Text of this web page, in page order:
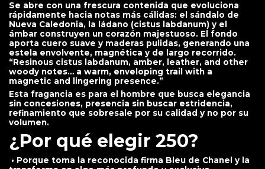
Se abre con una frescura contenida que evoluciona
rápidamente hacia notas más cálidas: el sándalo de
Nueva Caledonia, la ládano (cistus labdanum) y el
ámbar construyen un corazón majestuoso. El fondo
aporta cuero suave y maderas pulidas, generando una
estela envolvente, magnética y de largo recorrido.
“Resinous cistus labdanum, amber, leather, and other
woody notes… a warm, enveloping trail with a
magnetic and lingering presence.”
Esta fragancia es para el hombre que busca elegancia
sin concesiones, presencia sin buscar estridencia,
refinamiento que sobresale por su calidad y no por su
volumen.
¿Por qué elegir 250?
• Porque toma la reconocida firma Bleu de Chanel y la